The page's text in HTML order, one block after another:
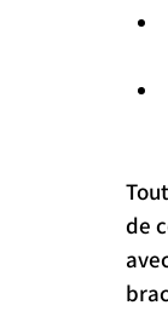
de